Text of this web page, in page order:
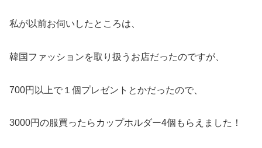
私が以前お伺いしたところは、
韓国ファッションを取り扱うお店だったのですが、
700円以上で１個プレゼントとかだったので、
3000円の服買ったらカップホルダー4個もらえました！